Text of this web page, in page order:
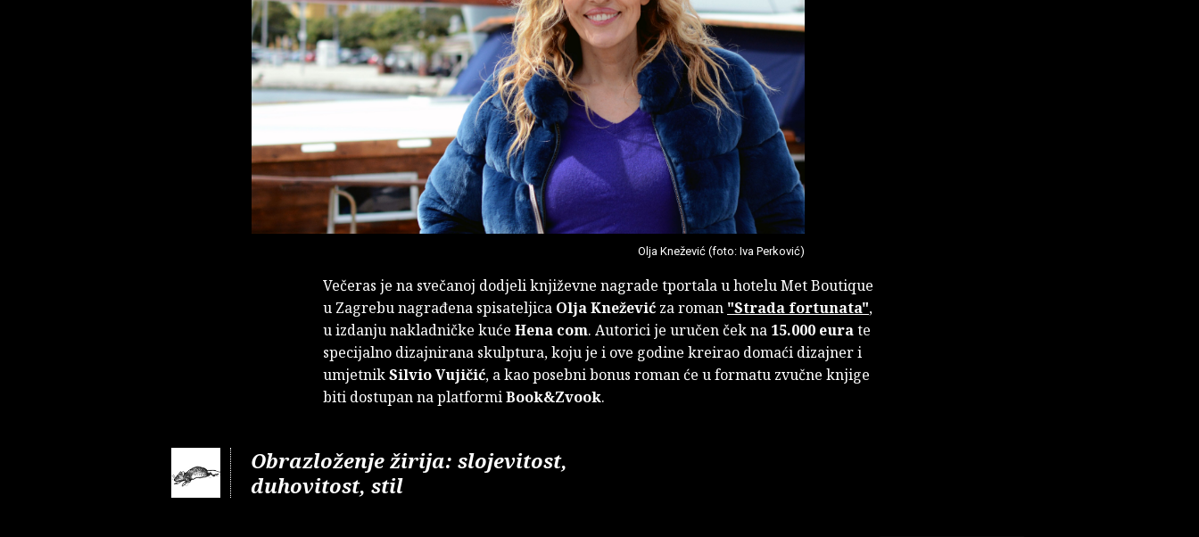
Olja Knežević (foto: Iva Perković)
Večeras je na svečanoj dodjeli književne nagrade tportala u hotelu Met Boutique
u Zagrebu nagrađena spisateljica Olja Knežević za roman "Strada fortunata",
u izdanju nakladničke kuće Hena com. Autorici je uručen ček na 15.000 eurate
specijalno dizajnirana skulptura, koju je i ove godine kreirao domaći dizajner i
umjetnikSilvio Vujičić, a kao posebni bonus roman će u formatu zvučne knjige
biti dostupan na platformiBook&Zvook.
Obrazloženje žirija: slojevitost,
duhovitost, stil